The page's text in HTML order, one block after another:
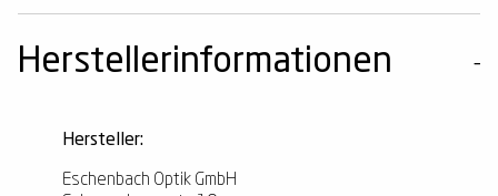
Herstellerinformationen
Hersteller:
Eschenbach Optik GmbH